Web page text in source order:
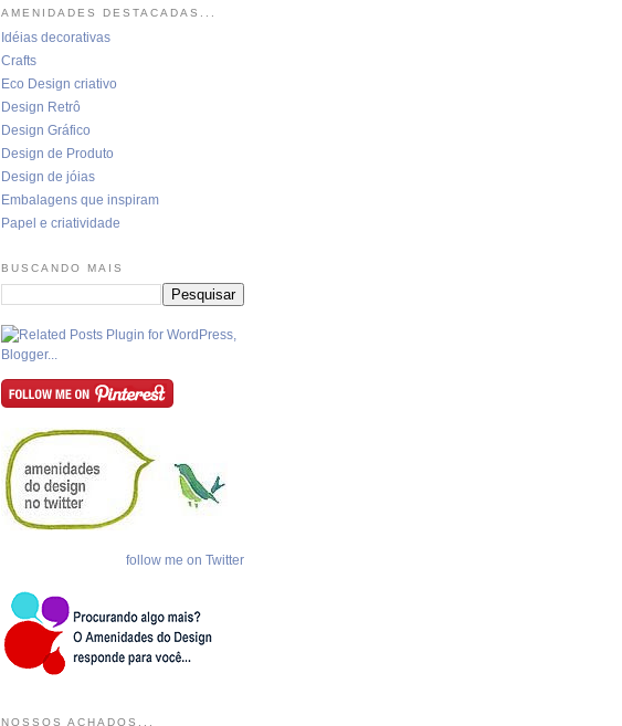
AMENIDADES DESTACADAS...
Idéias decorativas
Crafts
Eco Design criativo
Design Retrô
Design Gráfico
Design de Produto
Design de jóias
Embalagens que inspiram
Papel e criatividade
BUSCANDO MAIS
follow me on Twitter
NOSSOS ACHADOS...